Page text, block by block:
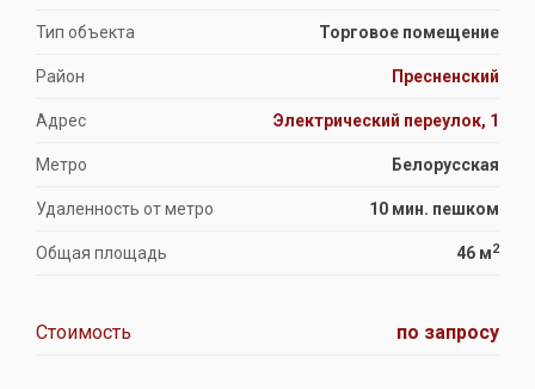
Тип объекта Торговое помещение
Район Пресненский
Адрес Электрический переулок, 1
Метро Белорусская
Удаленность от метро 10 мин. пешком
Общая площадь 46 м2
Стоимость по запросу